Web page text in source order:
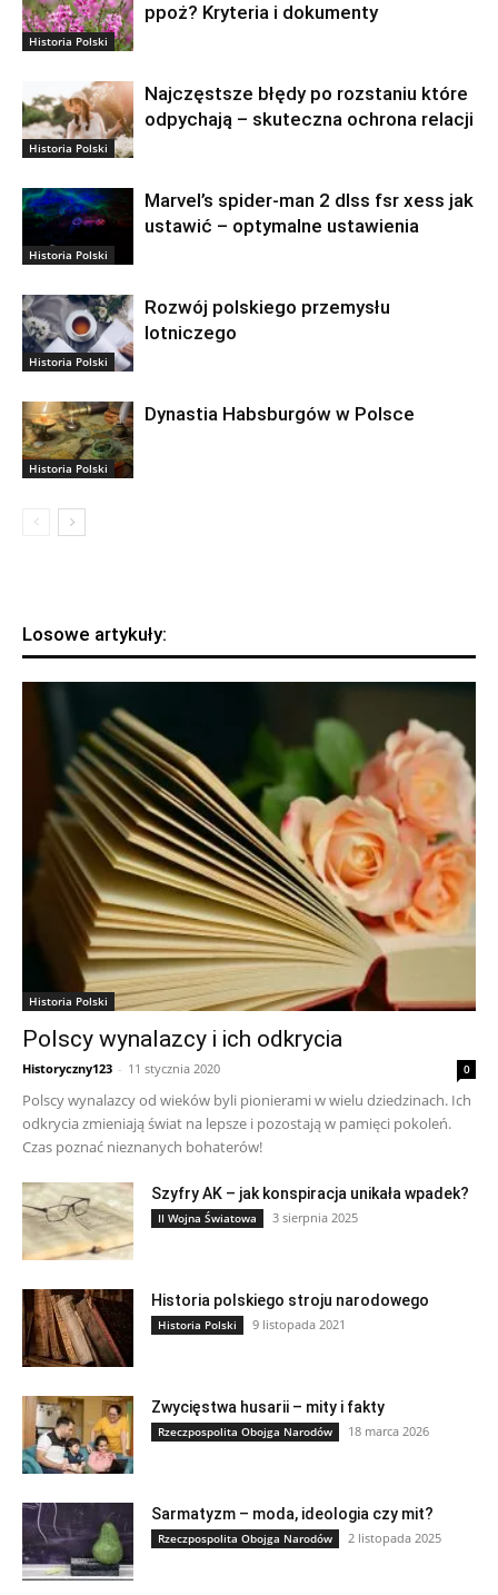
Historia Polski
ppoż? Kryteria i dokumenty
Historia Polski
Najczęstsze błędy po rozstaniu które
odpychają – skuteczna ochrona relacji
Historia Polski
Marvel’s spider-man 2 dlss fsr xess jak
ustawić – optymalne ustawienia
Historia Polski
Rozwój polskiego przemysłu
lotniczego
Historia Polski
Dynastia Habsburgów w Polsce
Losowe artykuły:
Historia Polski
Polscy wynalazcy i ich odkrycia
Historyczny123 - 11 stycznia 2020 0
Polscy wynalazcy od wieków byli pionierami w wielu dziedzinach. Ich
odkrycia zmieniają świat na lepsze i pozostają w pamięci pokoleń.
Czas poznać nieznanych bohaterów!
Szyfry AK – jak konspiracja unikała wpadek?
II Wojna Światowa 3 sierpnia 2025
Historia polskiego stroju narodowego
Historia Polski 9 listopada 2021
Zwycięstwa husarii – mity i fakty
Rzeczpospolita Obojga Narodów 18 marca 2026
Sarmatyzm – moda, ideologia czy mit?
Rzeczpospolita Obojga Narodów 2 listopada 2025